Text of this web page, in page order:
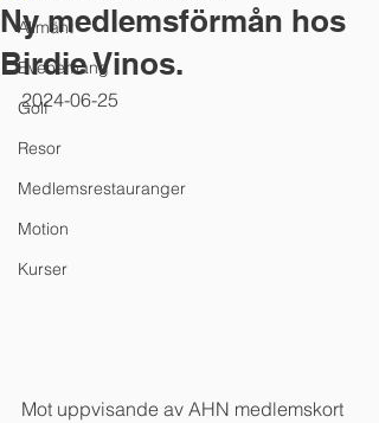
Allmänt
Evenemang
Golf
Resor
Medlemsrestauranger
Motion
Kurser
Ny medlemsförmån hos
Birdie Vinos.
2024-06-25
Mot uppvisande av AHN medlemskort